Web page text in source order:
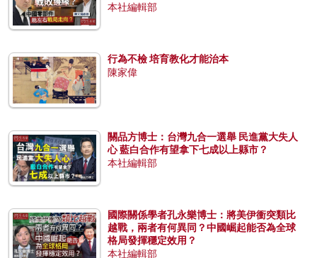
本社編輯部
行為不檢 培育教化才能治本
陳家偉
關品方博士：台灣九合一選舉 民進黨大失人
心 藍白合作有望拿下七成以上縣市？
本社編輯部
國際關係學者孔永樂博士：將美伊衝突類比
越戰，兩者有何異同？中國崛起能否為全球
格局發揮穩定效用？
本社編輯部